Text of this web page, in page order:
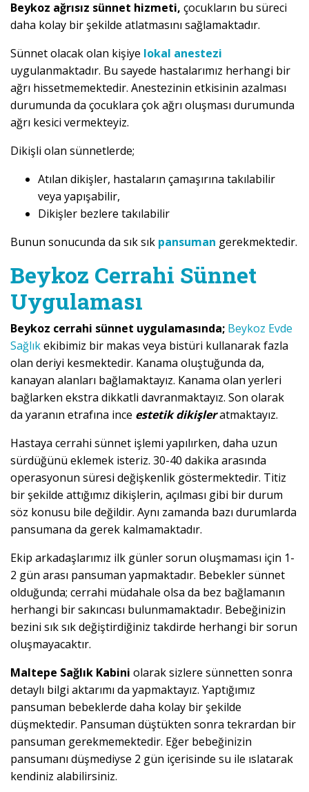
Beykoz ağrısız sünnet hizmeti, çocukların bu süreci
daha kolay bir şekilde atlatmasını sağlamaktadır.
Sünnet olacak olan kişiye lokal anestezi
uygulanmaktadır. Bu sayede hastalarımız herhangi bir
ağrı hissetmemektedir. Anestezinin etkisinin azalması
durumunda da çocuklara çok ağrı oluşması durumunda
ağrı kesici vermekteyiz.
Dikişli olan sünnetlerde;
Atılan dikişler, hastaların çamaşırına takılabilir
veya yapışabilir,
Dikişler bezlere takılabilir
Bunun sonucunda da sık sık pansuman gerekmektedir.
Beykoz Cerrahi Sünnet
Uygulaması
Beykoz cerrahi sünnet uygulamasında; Beykoz Evde
Sağlıkekibimiz bir makas veya bistüri kullanarak fazla
olan deriyi kesmektedir. Kanama oluştuğunda da,
kanayan alanları bağlamaktayız. Kanama olan yerleri
bağlarken ekstra dikkatli davranmaktayız. Son olarak
da yaranın etrafına ince estetik dikişleratmaktayız.
Hastaya cerrahi sünnet işlemi yapılırken, daha uzun
sürdüğünü eklemek isteriz. 30-40 dakika arasında
operasyonun süresi değişkenlik göstermektedir. Titiz
bir şekilde attığımız dikişlerin, açılması gibi bir durum
söz konusu bile değildir. Aynı zamanda bazı durumlarda
pansumana da gerek kalmamaktadır.
Ekip arkadaşlarımız ilk günler sorun oluşmaması için 1-
2 gün arası pansuman yapmaktadır. Bebekler sünnet
olduğunda; cerrahi müdahale olsa da bez bağlamanın
herhangi bir sakıncası bulunmamaktadır. Bebeğinizin
bezini sık sık değiştirdiğiniz takdirde herhangi bir sorun
oluşmayacaktır.
Maltepe Sağlık Kabini olarak sizlere sünnetten sonra
detaylı bilgi aktarımı da yapmaktayız. Yaptığımız
pansuman bebeklerde daha kolay bir şekilde
düşmektedir. Pansuman düştükten sonra tekrardan bir
pansuman gerekmemektedir. Eğer bebeğinizin
pansumanı düşmediyse 2 gün içerisinde su ile ıslatarak
kendiniz alabilirsiniz.